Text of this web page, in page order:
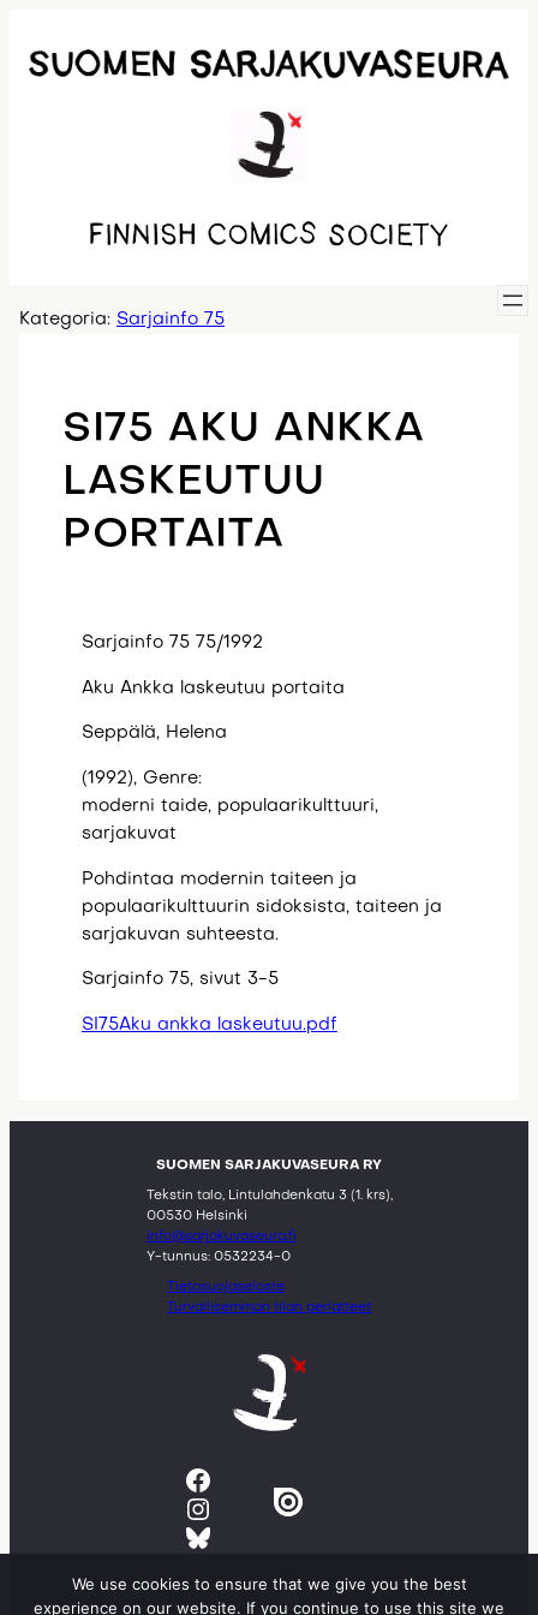
sisältöön
Kategoria: Sarjainfo 75
SI75 AKU ANKKA
LASKEUTUU
PORTAITA
Sarjainfo 75 75/1992
Aku Ankka laskeutuu portaita
Seppälä, Helena
(1992), Genre:
moderni taide, populaarikulttuuri,
sarjakuvat
Pohdintaa modernin taiteen ja
populaarikulttuurin sidoksista, taiteen ja
sarjakuvan suhteesta.
Sarjainfo 75, sivut 3-5
SI75Aku ankka laskeutuu.pdf
SUOMEN SARJAKUVASEURA RY
Tekstin talo, Lintulahdenkatu 3 (1. krs),
00530 Helsinki
info@sarjakuvaseura.fi
Y-tunnus: 0532234-0
Tietosuojaseloste
Turvallisemman tilan periatteet
Facebook
Instagram
Bluesky
We use cookies to ensure that we give you the best
experience on our website. If you continue to use this site we